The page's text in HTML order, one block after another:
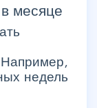
месяце
недель